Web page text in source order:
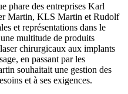
phare des entreprises Karl
Martin, KLS Martin et Rudolf
et représentations dans le
multitude de produits
chirurgicaux aux implants
en passant par les
souhaitait une gestion des
et à ses exigences.